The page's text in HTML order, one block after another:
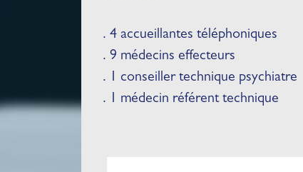
. 4 accueillantes téléphoniques
. 9 médecins effecteurs
. 1 conseiller technique psychiatre
. 1 médecin référent technique